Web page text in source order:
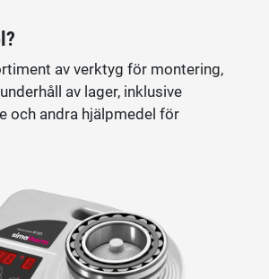
av verktyg för montering,
av lager, inklusive
och andra hjälpmedel för